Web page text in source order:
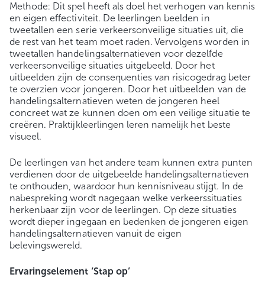
Methode: Dit spel heeft als doel het verhogen van kennis
en eigen effectiviteit. De leerlingen beelden in
tweetallen een serie verkeersonveilige situaties uit, die
de rest van het team moet raden. Vervolgens worden in
tweetallen handelingsalternatieven voor dezelfde
verkeersonveilige situaties uitgebeeld. Door het
uitbeelden zijn de consequenties van risicogedrag beter
te overzien voor jongeren. Door het uitbeelden van de
handelingsalternatieven weten de jongeren heel
concreet wat ze kunnen doen om een veilige situatie te
creëren. Praktijkleerlingen leren namelijk het beste
visueel.
De leerlingen van het andere team kunnen extra punten
verdienen door de uitgebeelde handelingsalternatieven
te onthouden, waardoor hun kennisniveau stijgt. In de
nabespreking wordt nagegaan welke verkeerssituaties
herkenbaar zijn voor de leerlingen. Op deze situaties
wordt dieper ingegaan en bedenken de jongeren eigen
handelingsalternatieven vanuit de eigen
belevingswereld.
Ervaringselement ‘Stap op’